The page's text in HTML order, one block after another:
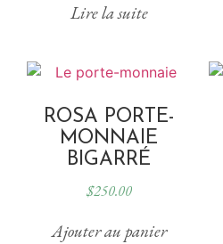
Lire la suite
ROSA PORTE-
MONNAIE
BIGARRÉ
$250.00
Ajouter au panier